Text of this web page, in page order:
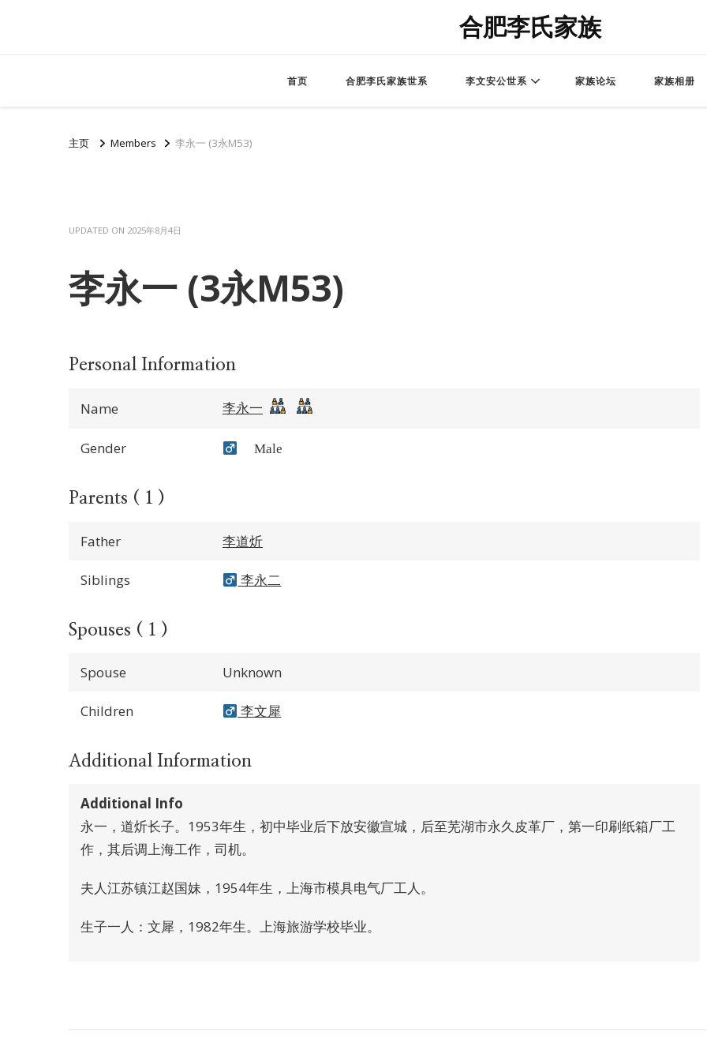
合肥李氏家族
首页 合肥李氏家族世系 李文安公世系 家族论坛 家族相册
主页 Members 李永一 (3永M53)
UPDATED ON 2025年8月4日
李永一 (3永M53)
Personal Information
Name 李永一
Gender Male
Parents ( 1 )
Father 李道炘
Siblings 李永二
Spouses ( 1 )
Spouse Unknown
Children 李文犀
Additional Information
Additional Info
永一，道炘长子。1953年生，初中毕业后下放安徽宣城，后至芜湖市永久皮革厂，第一印刷纸箱厂工
作，其后调上海工作，司机。
夫人江苏镇江赵国妹，1954年生，上海市模具电气厂工人。
生子一人：文犀，1982年生。上海旅游学校毕业。